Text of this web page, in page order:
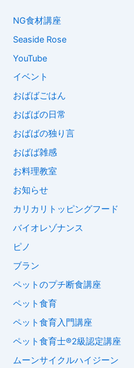
NG食材講座
Seaside Rose
YouTube
イベント
おばばごはん
おばばの日常
おばばの独り言
おばば雑感
お料理教室
お知らせ
カリカリトッピングフード
バイオレゾナンス
ピノ
ブラン
ペットのプチ断食講座
ペット食育
ペット食育入門講座
ペット食育士®︎2級認定講座
ムーンサイクルハイジーン